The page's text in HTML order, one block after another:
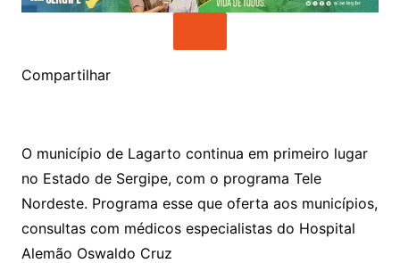
Compartilhar
O município de Lagarto continua em primeiro lugar
no Estado de Sergipe, com o programa Tele
Nordeste. Programa esse que oferta aos municípios,
consultas com médicos especialistas do Hospital
Alemão Oswaldo Cruz